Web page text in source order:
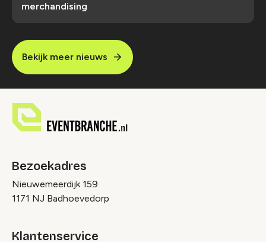
merchandising
Bekijk meer nieuws
Bezoekadres
Nieuwemeerdijk 159
1171 NJ Badhoevedorp
Klantenservice